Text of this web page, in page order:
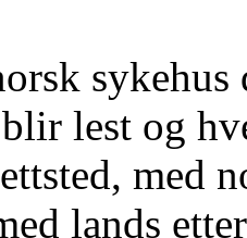
lest og
med
lands